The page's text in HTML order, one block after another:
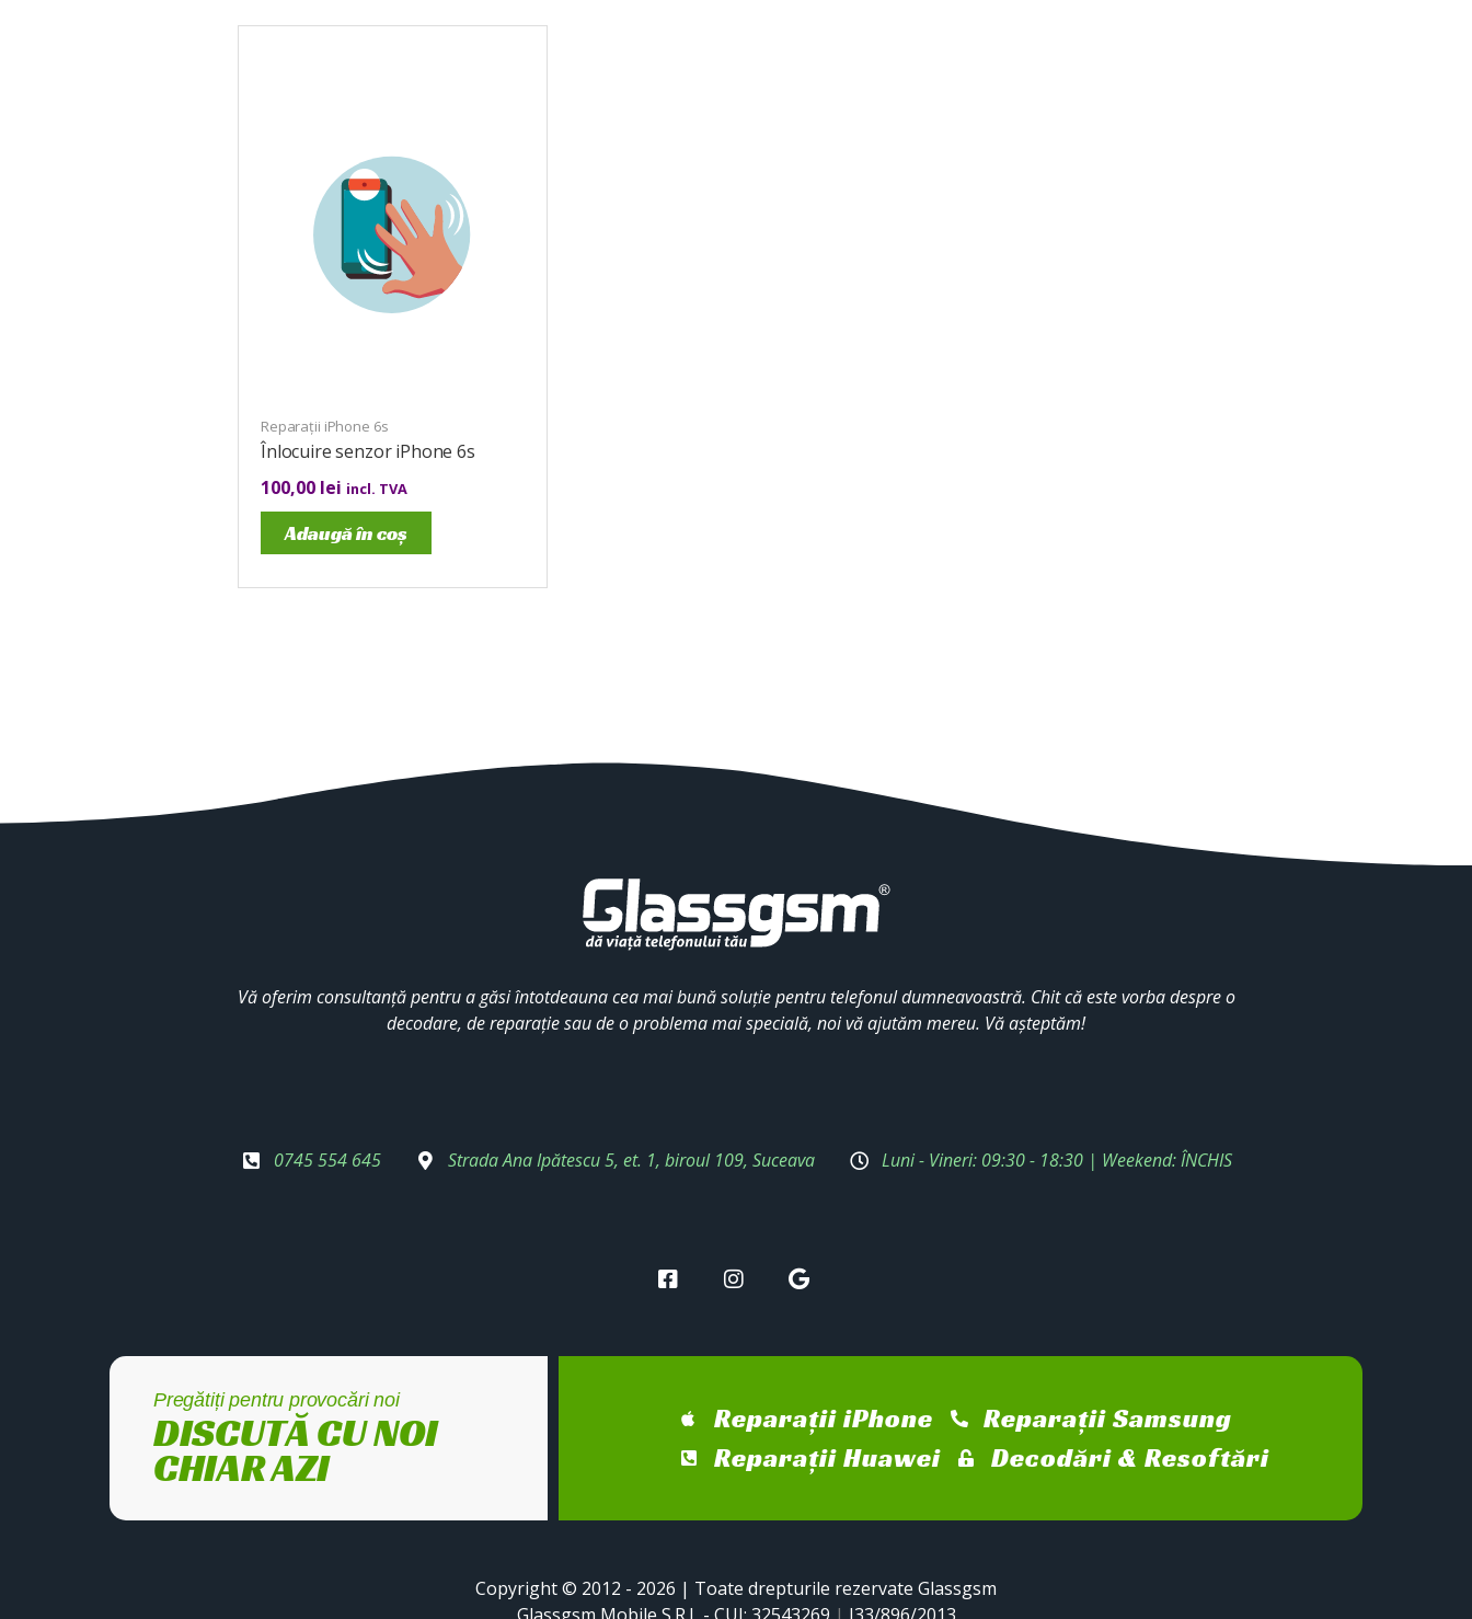
Reparații iPhone 6s
Înlocuire senzor iPhone 6s
100,00 lei incl. TVA
Adaugă în coș
Vă oferim consultanță pentru a găsi întotdeauna cea mai bună soluție pentru telefonul dumneavoastră. Chit că este vorba despre o
decodare, de reparație sau de o problema mai specială, noi vă ajutăm mereu. Vă așteptăm!
0745 554 645 Strada Ana Ipătescu 5, et. 1, biroul 109, Suceava Luni - Vineri: 09:30 - 18:30 | Weekend: ÎNCHIS
Pregătiți pentru provocări noi
DISCUTĂ CU NOI
CHIAR AZI
Reparații iPhone
Reparații Samsung
Reparații Huawei
Decodări & Resoftări
Copyright © 2012 - 2026 | Toate drepturile rezervate Glassgsm